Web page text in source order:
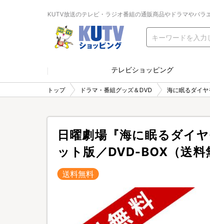
KUTV放送のテレビ・ラジオ番組の通販商品やドラマやバラ
テレビショッピング
トップ ドラマ・番組グッズ＆DVD 海に眠るダイヤ
日曜劇場『海に眠るダイ
ット版／DVD-BOX（送料
送料無料